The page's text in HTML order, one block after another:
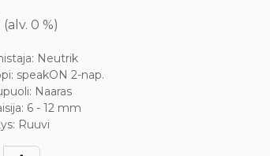
(alv. 0 %)
: Neutrik
: speakON 2-nap.
: Naaras
: 6 - 12 mm
: Ruuvi